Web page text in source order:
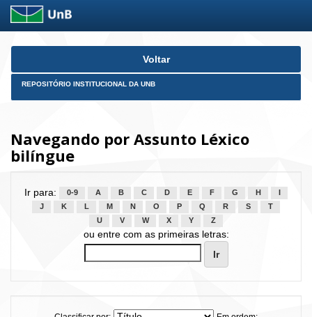
Skip
Voltar
REPOSITÓRIO INSTITUCIONAL DA UNB
Navegando por Assunto Léxico
bilíngue
Ir para: 0-9 A B C D E F G H
J
K L M N O P Q R S
T
U
V W X Y Z
ou entre com as primeiras letras: